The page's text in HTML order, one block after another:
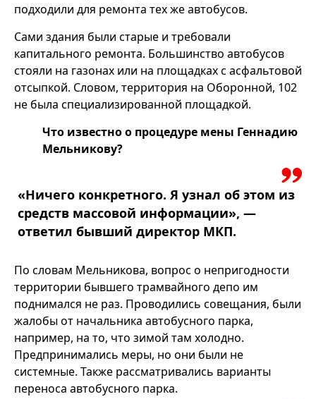
подходили для ремонта тех же автобусов.
Сами здания были старые и требовали
капитального ремонта. Большинство автобусов
стояли на газонах или на площадках с асфальтовой
отсыпкой. Словом, территория на Оборонной, 102
не была специализированной площадкой.
Что известно о процедуре мены Геннадию
Мельникову?
«Ничего конкретного. Я узнал об этом из
средств массовой информации», —
ответил бывший директор МКП.
По словам Мельникова, вопрос о непригодности
территории бывшего трамвайного депо им
поднимался не раз. Проводились совещания, были
жалобы от начальника автобусного парка,
например, на то, что зимой там холодно.
Предпринимались меры, но они были не
системные. Также рассматривались варианты
переноса автобусного парка.